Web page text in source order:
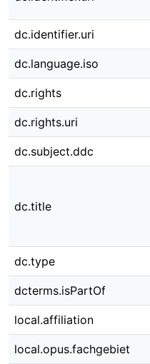
dc.identifier.uri
dc.language.iso
dc.rights
dc.rights.uri
dc.subject.ddc
dc.title
dc.type
dcterms.isPartOf
local.affiliation
local.opus.fachgebiet